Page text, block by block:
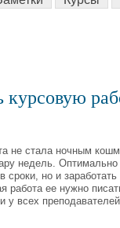
курсовую
не стала ночным
недель.
сроки, но и
работа ее нужно
у всех